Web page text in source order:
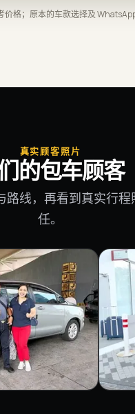
价格；原本的车款选择及
真实顾客照片
的包车顾客
路线，再看到真实行程
任。